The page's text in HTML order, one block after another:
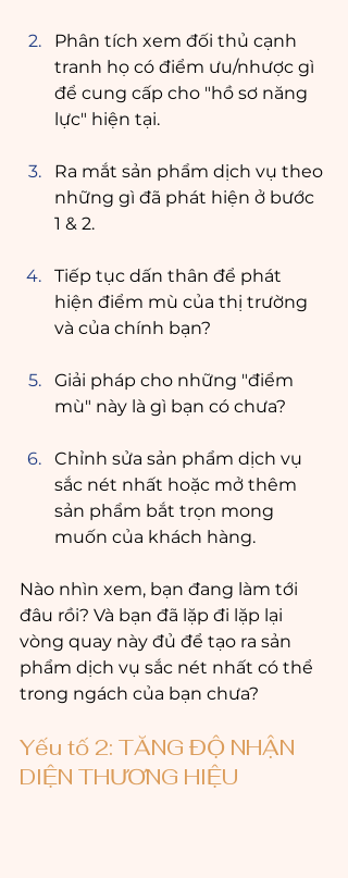
Phân tích xem đối thủ cạnh
tranh họ có điểm ưu/nhược gì
để cung cấp cho "hồ sơ năng
lực" hiện tại.
Ra mắt sản phẩm dịch vụ theo
những gì đã phát hiện ở bước
1 & 2.
Tiếp tục dấn thân để phát
hiện điểm mù của thị trường
và của chính bạn?
Giải pháp cho những "điểm
mù" này là gì bạn có chưa?
Chỉnh sửa sản phẩm dịch vụ
sắc nét nhất hoặc mở thêm
sản phẩm bắt trọn mong
muốn của khách hàng.
Nào nhìn xem, bạn đang làm tới
đâu rồi? Và bạn đã lặp đi lặp lại
vòng quay này đủ để tạo ra sản
phẩm dịch vụ sắc nét nhất có thể
trong ngách của bạn chưa?
Yếu tố 2: TĂNG ĐỘ NHẬN
DIỆN THƯƠNG HIỆU